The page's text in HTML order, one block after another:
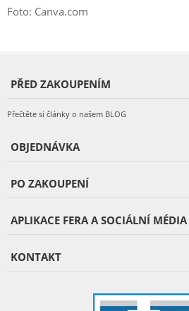
Foto: Canva.com
PŘED ZAKOUPENÍM
Přečtěte si články o našem BLOG
OBJEDNÁVKA
PO ZAKOUPENÍ
APLIKACE FERA A SOCIÁLNÍ MÉDIA
KONTAKT